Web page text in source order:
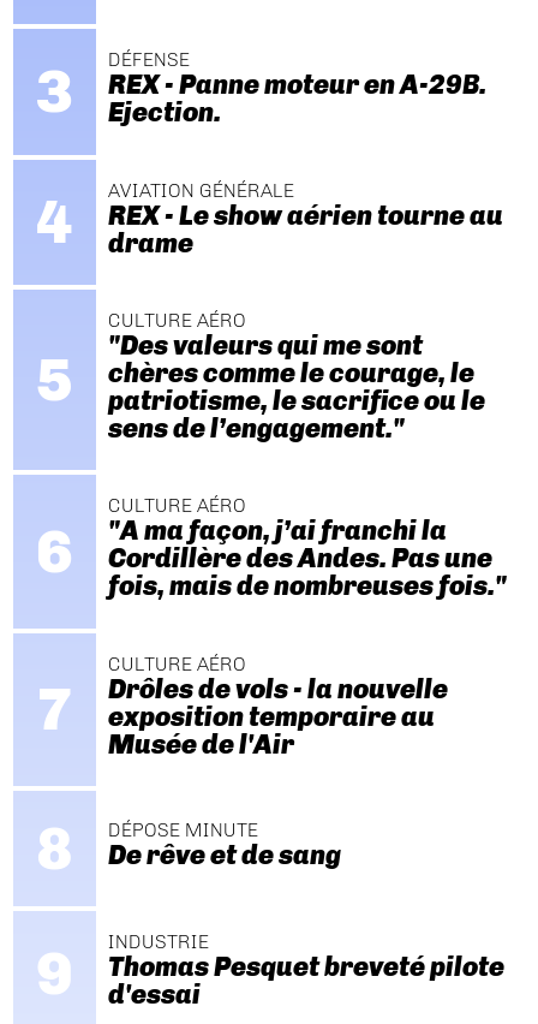
DÉFENSE
REX - Panne moteur en A-29B.
Ejection.
AVIATION GÉNÉRALE
REX - Le show aérien tourne au
drame
CULTURE AÉRO
"Des valeurs qui me sont
chères comme le courage, le
patriotisme, le sacrifice ou le
sens de l’engagement."
CULTURE AÉRO
"A ma façon, j’ai franchi la
Cordillère des Andes. Pas une
fois, mais de nombreuses fois."
CULTURE AÉRO
Drôles de vols - la nouvelle
exposition temporaire au
Musée de l'Air
DÉPOSE MINUTE
De rêve et de sang
INDUSTRIE
Thomas Pesquet breveté pilote
d'essai